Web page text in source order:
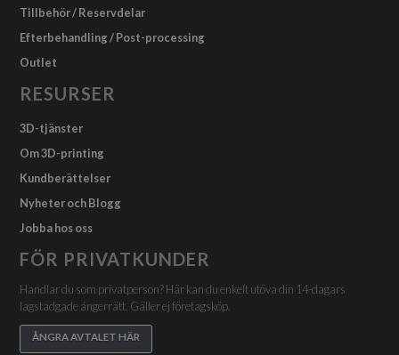
Tillbehör / Reservdelar
Efterbehandling / Post-processing
Outlet
RESURSER
3D-tjänster
Om 3D-printing
Kundberättelser
Nyheter och Blogg
Jobba hos oss
FÖR PRIVATKUNDER
Handlar du som privatperson? Här kan du enkelt utöva din 14-dagars
lagstadgade ångerrätt. Gäller ej företagsköp.
ÅNGRA AVTALET HÄR